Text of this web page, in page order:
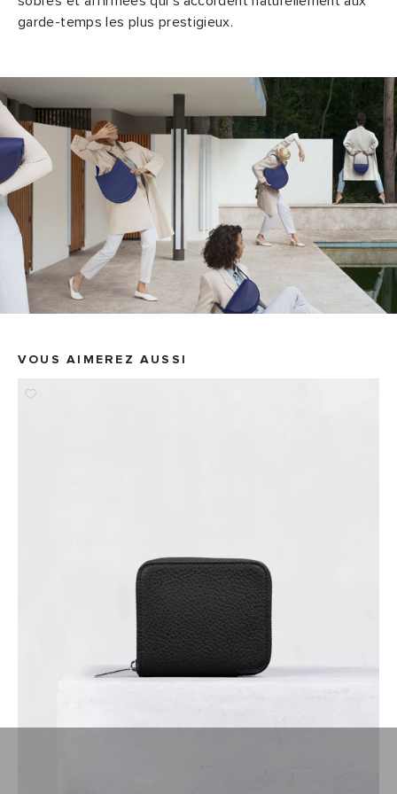
garde-temps les plus prestigieux.
VOUS AIMEREZ AUSSI